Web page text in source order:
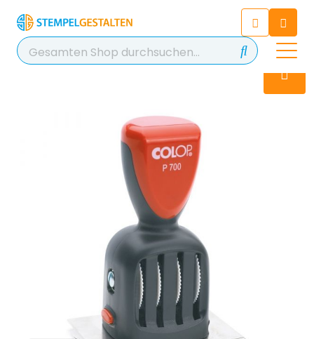
Chatten Sie 24/7 mit unserem
hilfreichen Chatbot
Kontakt
+49 2038 0480 403